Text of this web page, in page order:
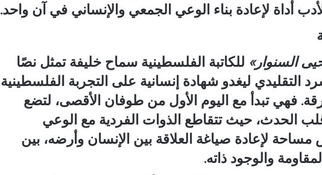
أداة لإعادة بناء الوعي الجمعي والإنساني في آن واحد.
السنوار» للكاتبة الفلسطينية سماح خليفة تمثل نصًا
التقليدي ليغدو شهادة إنسانية على التجربة الفلسطينية
فهي تبدأ مع اليوم الأول من طوفان الأقصى، لتضع
الحدث، حيث تتقاطع الذوات الفردية مع الوعي
لإعادة صياغة العلاقة بين الإنسان وأرضه، بين
والوجود ذاته.